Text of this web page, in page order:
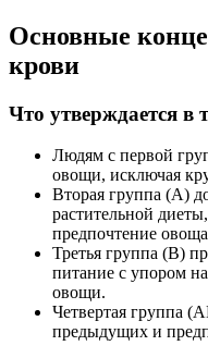
Основные
крови
Что утверждается в
Людям с первой
овощи, исключая
Вторая группа (А)
растительной
предпочтение
Третья группа (В)
питание с упором
овощи.
Четвертая группа
предыдущих и